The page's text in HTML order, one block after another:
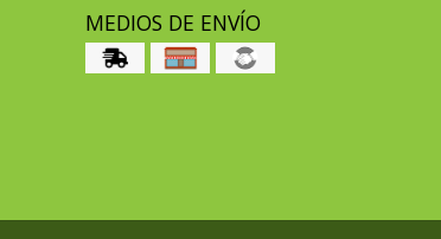
MEDIOS DE ENVÍO